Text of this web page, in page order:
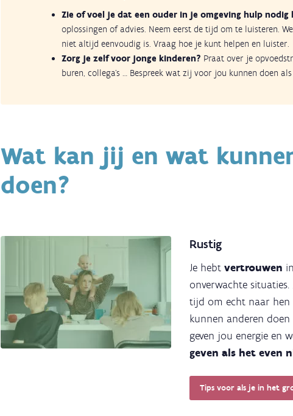
Zie of voel je dat een ouder in je omgeving hulp nodig
oplossingen of advies. Neem eerst de tijd om te luisteren.
niet altijd eenvoudig is. Vraag hoe je kunt helpen en luister.
Zorg je zelf voor jonge kinderen? Praat over je
buren, collega’s … Bespreek wat zij voor jou kunnen doen
Wat kan jij en wat
doen?
Rustig
Je hebt vertrouwen
onverwachte
tijd om echt naar hen
kunnen anderen
geven jou energie en
geven als het even
Tips voor als je in het